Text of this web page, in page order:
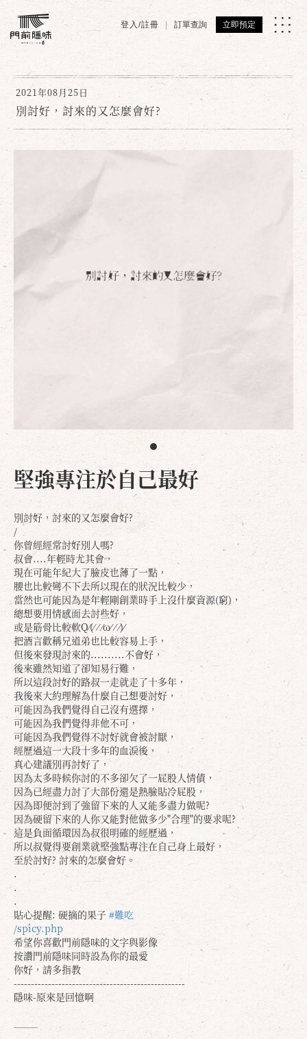
登入/註冊 訂單查詢 立即預定
2021年08月25日
別討好，討來的又怎麼會好?
堅強專注於自己最好
別討好，討來的又怎麼會好?
/
你曾經經常討好別人嗎?
叔會....年輕時尤其會，
現在可能年紀大了臉皮也薄了一點，
腰也比較彎不下去所以現在的狀況比較少，
當然也可能因為是年輕剛創業時手上沒什麼資源(窮)，
總想要用情感面去討些好，
或是筋骨比較軟Q⁄(⁄ ⁄ ⁄ω⁄ ⁄ ⁄)⁄
把酒言歡稱兄道弟也比較容易上手，
但後來發現討來的..........不會好，
後來雖然知道了卻知易行難，
所以這段討好的路叔一走就走了十多年，
我後來大約理解為什麼自己想要討好，
可能因為我們覺得自己沒有選擇，
可能因為我們覺得非他不可，
可能因為我們覺得不討好就會被討厭，
經歷過這一大段十多年的血淚後，
真心建議別再討好了，
因為太多時候你討的不多卻欠了一屁股人情債，
因為已經盡力討了大部份還是熱臉貼冷屁股，
因為即便討到了強留下來的人又能多盡力做呢?
因為硬留下來的人你又能對他做多少"合理"的要求呢?
這是負面循環因為叔很明確的經歷過，
所以叔覺得要創業就堅強點專注在自己身上最好，
至於討好? 討來的怎麼會好。
.
.
.
貼心提醒: 硬摘的果子 #難吃
/spicy.php
希望你喜歡門前隱味的文字與影像
按讚門前隱味同時設為你的最愛
你好，請多指教
--------------------------------------------------
隱味-原來是回憶啊
取消